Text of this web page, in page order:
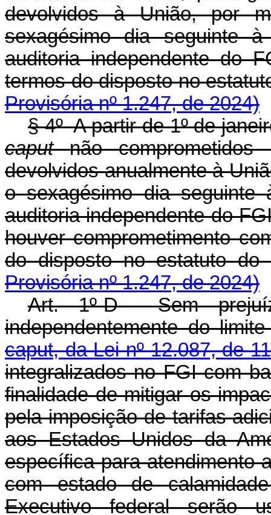
devolvidos à União, por
sexagésimo dia seguinte
auditoria independente do
termos do disposto no
Provisória nº 1.247, de 2024)
§ 4º A partir de 1º de
caputnão
devolvidos anualmente à
o sexagésimo dia
auditoria independente do
houver comprometimento
do disposto no
Provisória nº 1.247, de 2024)
Art. 1º-D Sem
independentemente do
caput, da Lei nº 12.087, de
integralizados no FGI com
finalidade de mitigar os
pela imposição de tarifas
aos Estados Unidos da
específica para atendimento
com estado de
Executivo federal serão